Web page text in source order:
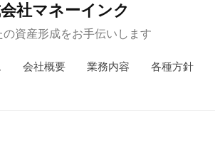
社マネーインク
の資産形成をお手伝いします
会社概要 業務内容 各種方針